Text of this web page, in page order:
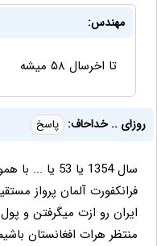
مهندس:
تا اخرسال ۵۸ میشه
روزای .. خداحاف: پاسخ
سال 1354 یا
فرانکفورت آلمان پرواز
ایران رو ازت میگرفتن و
منتظر هرات افغانستان